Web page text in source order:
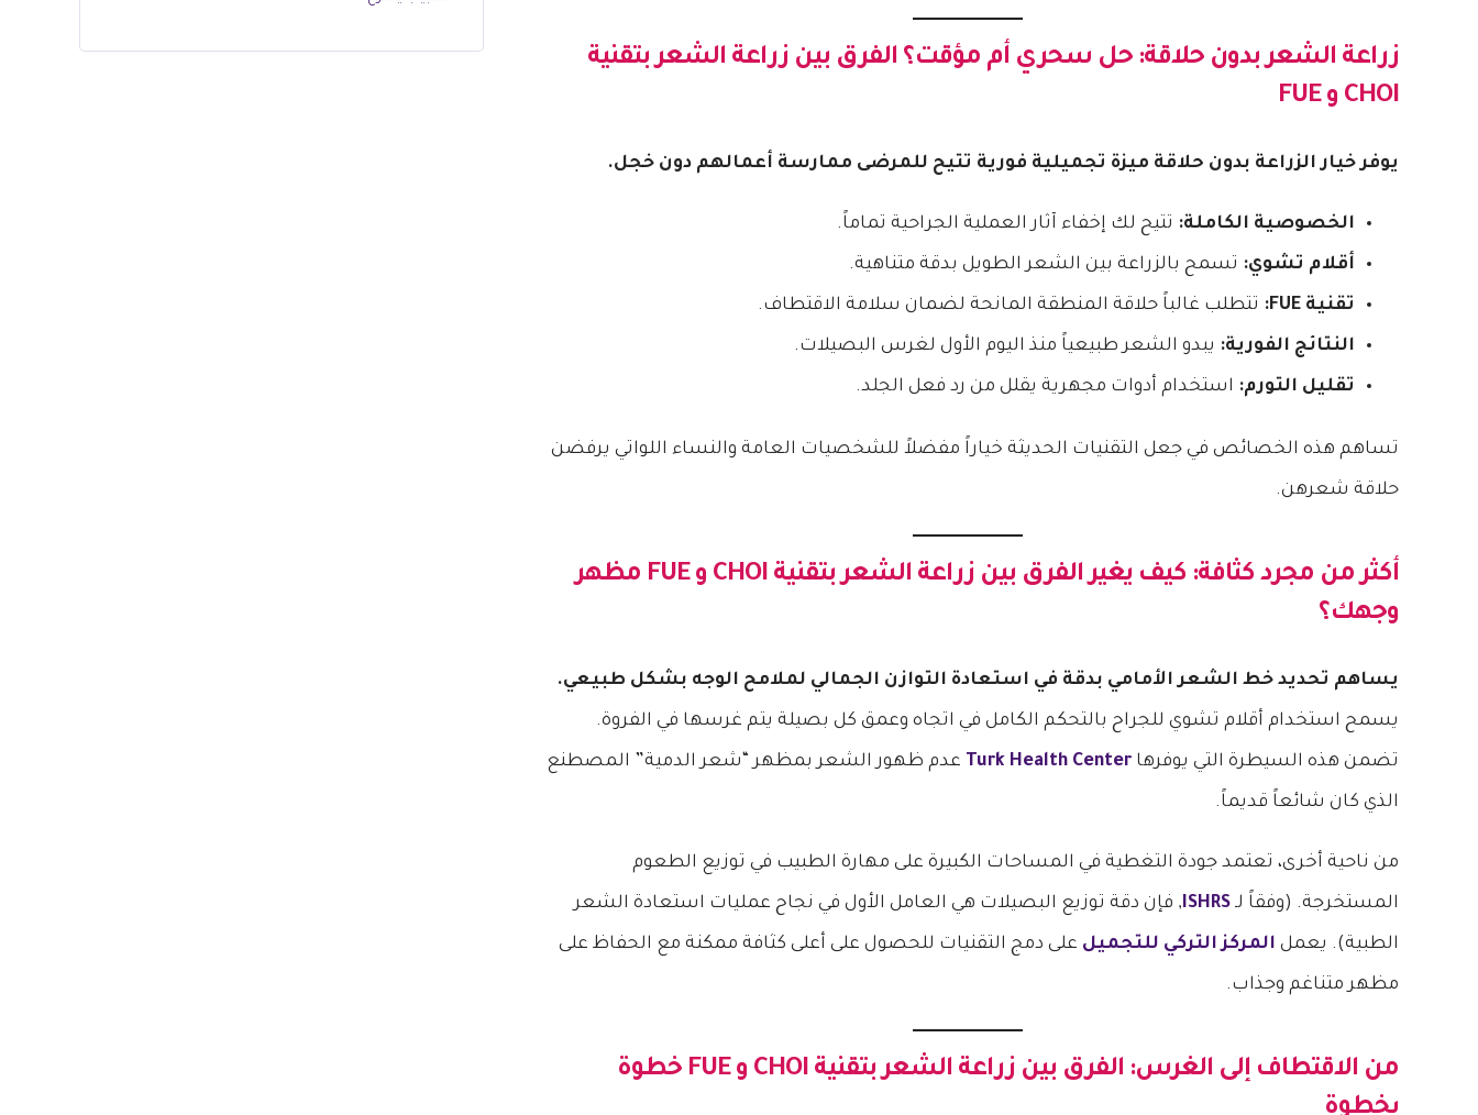
زراعة الشعر بدون حلاقة: حل سحري أم مؤقت؟ الفرق بين زراعة الشعر بتقنية
CHOI و FUE
يوفر خيار الزراعة بدون حلاقة ميزة تجميلية فورية تتيح للمرضى ممارسة أعمالهم دون خجل.
الخصوصية الكاملة: تتيح لك إخفاء آثار العملية الجراحية تماماً.
أقلام تشوي: تسمح بالزراعة بين الشعر الطويل بدقة متناهية.
تقنية FUE: تتطلب غالباً حلاقة المنطقة المانحة لضمان سلامة الاقتطاف.
النتائج الفورية: يبدو الشعر طبيعياً منذ اليوم الأول لغرس البصيلات.
تقليل التورم: استخدام أدوات مجهرية يقلل من رد فعل الجلد.
تساهم هذه الخصائص في جعل التقنيات الحديثة خياراً مفضلاً للشخصيات العامة والنساء اللواتي يرفضن
حلاقة شعرهن.
أكثر من مجرد كثافة: كيف يغيرالفرق بين زراعة الشعر بتقنية CHOI و FUE
مظهر
وجهك؟
يساهم تحديد خط الشعر الأمامي بدقة في استعادة التوازن الجمالي لملامح الوجه بشكل طبيعي.
يسمح استخدام أقلام تشوي للجراح بالتحكم الكامل في اتجاه وعمق كل بصيلة يتم غرسها في الفروة.
تضمن هذه السيطرة التي يوفرهاTurk Health Center عدم ظهور الشعر بمظهر “شعر الدمية” المصطنع
الذي كان شائعاً قديماً.
من ناحية أخرى، تعتمد جودة التغطية في المساحات الكبيرة على مهارة الطبيب في توزيع الطعوم
المستخرجة. (وفقاً لـ ISHRS, فإن دقة توزيع البصيلات هي العامل الأول في نجاح عمليات استعادة الشعر
الطبية). يعمل المركز التركي للتجميل على دمج التقنيات للحصول على أعلى كثافة ممكنة مع الحفاظ على
مظهر متناغم وجذاب.
من الاقتطاف إلى الغرس: الفرق بين زراعة الشعر بتقنية CHOI و FUE
خطوة
بخطوة